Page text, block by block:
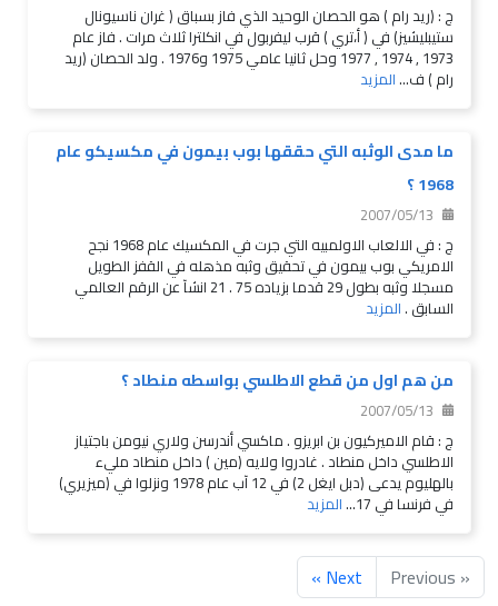
ج : (ريد رام ) هو الحصان الوحيد الذي فاز بسباق ( غران ناسيونال
ستيبليشيز) في ( أ،تري ) قرب ليفربول في انكلترا ثلاث مرات . فاز عام
1973 , 1974 , 1977 وحل ثانيا عامي 1975 و1976 . ولد الحصان (ريد
رام ) ف...المزيد
ما مدى الوثبه التي حققها بوب بيمون في مكسيكو عام
1968 ؟
2007/05/13
ج : في الالعاب الاولمبيه التي جرت في المكسيك عام 1968 نجح
الامريكي بوب بيمون في تحقيق وثبه مذهله في القفز الطويل
مسجلا وثبه بطول 29 قدما بزياده 75 . 21 انشآ عن الرقم العالمي
السابق .المزيد
من هم اول من قطع الاطلسي بواسطه منطاد ؟
2007/05/13
ج : قام الاميركيون بن ابريزو . ماكسي أندرسن ولاري نيومن باجتياز
الاطلسي داخل منطاد . غادروا ولايه (مين ) داخل منطاد مليء
بالهليوم يدعى (دبل ايغل 2) في 12 آب عام 1978 ونزلوا في (ميزيري)
في فرنسا في 17... المزيد
« Previous
Next »